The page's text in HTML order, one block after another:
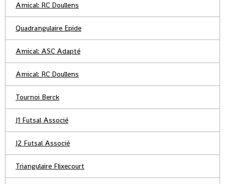
Amical: RC Doullens
Quadrangulaire Epide
Amical: ASC Adapté
Amical: RC Doullens
Tournoi Berck
J1 Futsal Associé
J2 Futsal Associé
Triangulaire Flixecourt